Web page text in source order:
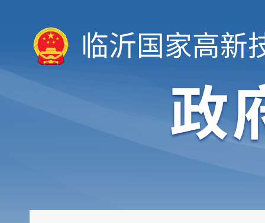
临沂国家高新